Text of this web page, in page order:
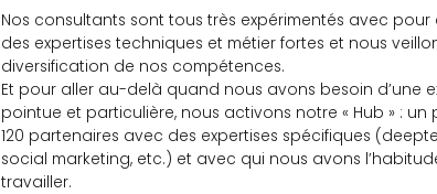
Nos consultants sont tous très expérimentés avec
des expertises techniques et métier fortes et nous
diversification de nos compétences.
Et pour aller au-delà quand nous avons besoin d’une
pointue et particulière, nous activons notre « Hub » : un
120 partenaires avec des expertises spécifiques
social marketing, etc.) et avec qui nous avons
travailler.